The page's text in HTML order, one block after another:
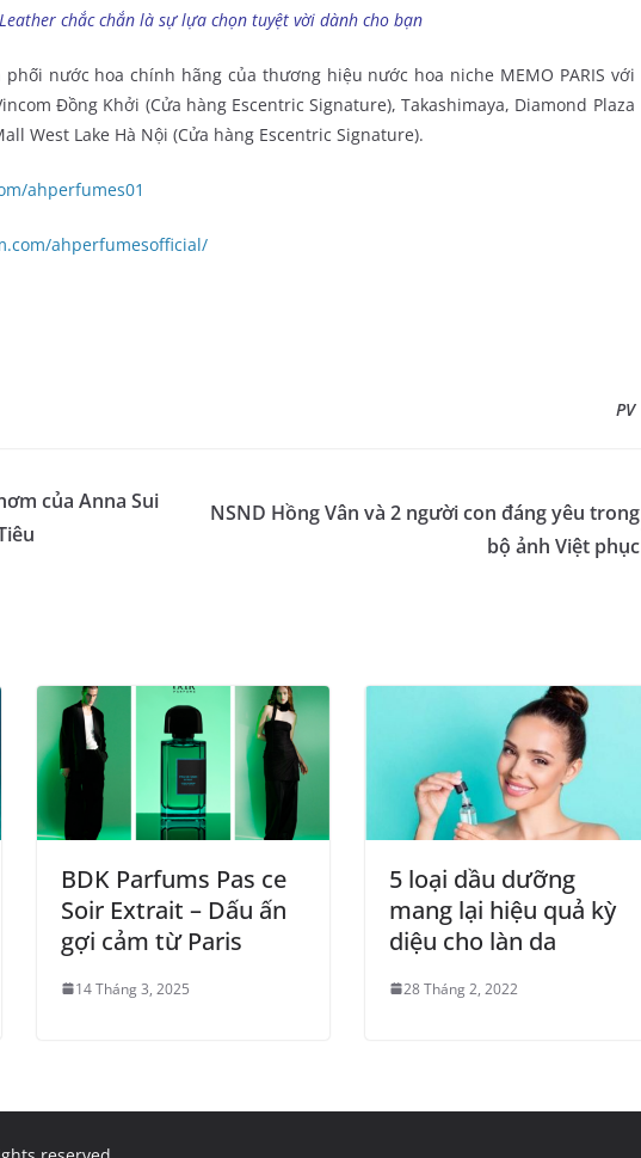
chắc chắn là sự lựa chọn tuyệt vời dành cho bạn
nước hoa chính hãng của thương hiệu nước hoa niche MEMO PARIS với
Đồng Khởi (Cửa hàng Escentric Signature), Takashimaya, Diamond Plaza
West Lake Hà Nội (Cửa hàng Escentric Signature).
ahperfumes01
ahperfumesofficial/
PV
của Anna Sui
NSND Hồng Vân và 2 người con đáng yêu trong
bộ ảnh Việt phục
BDK Parfums Pas ce
Soir Extrait – Dấu ấn
gợi cảm từ Paris
14 Tháng 3, 2025
5 loại dầu dưỡng
mang lại hiệu quả kỳ
diệu cho làn da
28 Tháng 2, 2022